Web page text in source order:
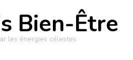
Bien-Être
les énergies célestes